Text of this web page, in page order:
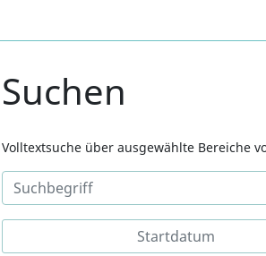
Suchen
Volltextsuche über ausgewählte Bereiche